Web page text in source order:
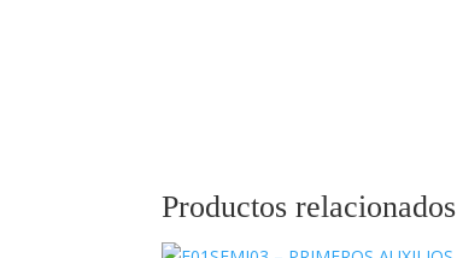
Productos relacionados